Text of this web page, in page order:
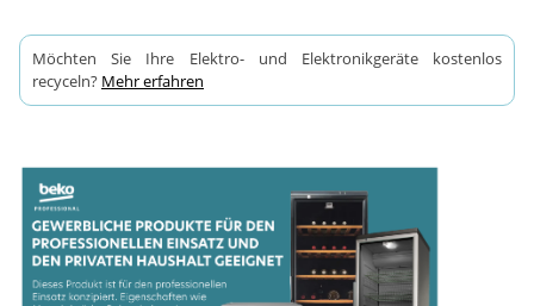
Möchten Sie Ihre Elektro- und Elektronikgeräte kostenlos
recyceln? Mehr erfahren